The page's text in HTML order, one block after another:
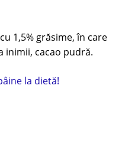
1,5% grăsime, în care
inimii, cacao pudră.
la dietă!